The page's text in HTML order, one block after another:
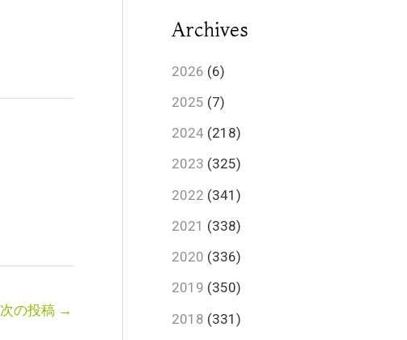
次の投稿 →
Archives
2026 (6)
2025 (7)
2024 (218)
2023 (325)
2022 (341)
2021 (338)
2020 (336)
2019 (350)
2018 (331)